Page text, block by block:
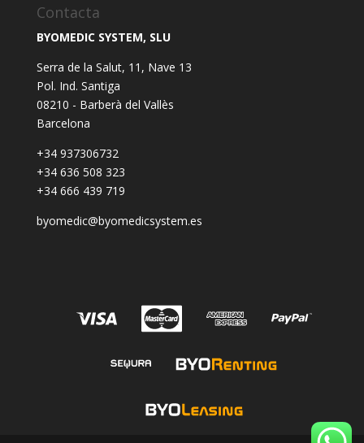
Contacta
BYOMEDIC SYSTEM, SLU
Serra de la Salut, 11, Nave 13
Pol. Ind. Santiga
08210 - Barberà del Vallès
Barcelona
+34 937306732
+34 636 508 323
+34 666 439 719
byomedic@byomedicsystem.es